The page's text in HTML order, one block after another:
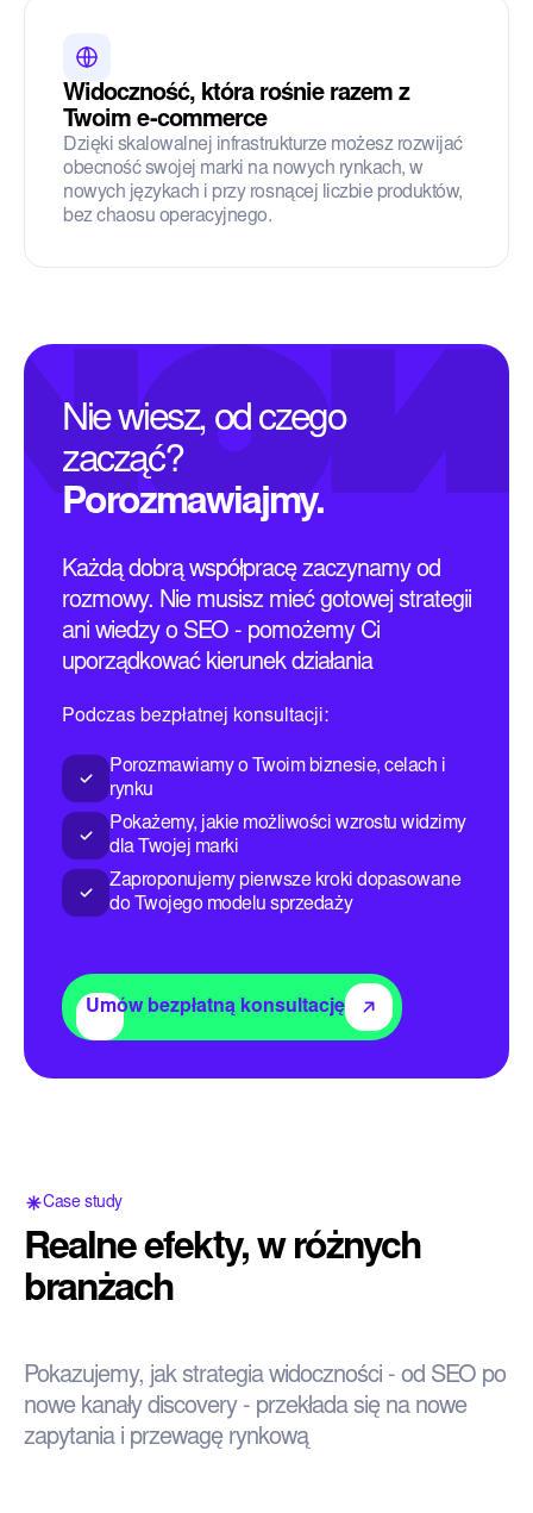
Widoczność, która rośnie razem z
Twoim e-commerce
Dzięki skalowalnej infrastrukturze możesz rozwijać
obecność swojej marki na nowych rynkach, w
nowych językach i przy rosnącej liczbie produktów,
bez chaosu operacyjnego.
Nie wiesz, od czego
zacząć?
Porozmawiajmy.
Każdą dobrą współpracę zaczynamy od
rozmowy. Nie musisz mieć gotowej strategii
ani wiedzy o SEO - pomożemy Ci
uporządkować kierunek działania
Podczas bezpłatnej konsultacji:
Porozmawiamy o Twoim biznesie, celach i
rynku
Pokażemy, jakie możliwości wzrostu widzimy
dla Twojej marki
Zaproponujemy pierwsze kroki dopasowane
do Twojego modelu sprzedaży
Umów bezpłatną konsultację
Case study
Realne efekty, w różnych
branżach
Pokazujemy, jak strategia widoczności - od SEO po
nowe kanały discovery - przekłada się na nowe
zapytania i przewagę rynkową